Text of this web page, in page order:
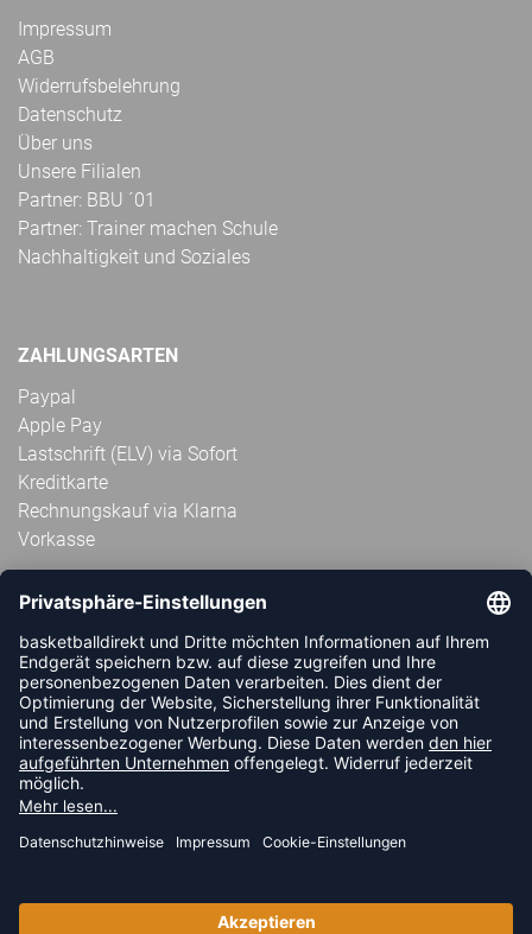
Impressum
AGB
Widerrufsbelehrung
Datenschutz
Über uns
Unsere Filialen
Partner: BBU ´01
Partner: Trainer machen Schule
Nachhaltigkeit und Soziales
ZAHLUNGSARTEN
Paypal
Apple Pay
Lastschrift (ELV) via Sofort
Kreditkarte
Rechnungskauf via Klarna
Vorkasse
ABONNIERE JETZT DEN KOSTENLOSEN
HANDBALLDIREKT-NEWSLETTER UND VERPASSE KEINE
NEUIGKEIT ODER AKTION MEHR.
JETZT ANMELDEN